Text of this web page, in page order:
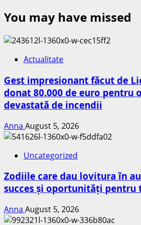
You may have missed
Actualitate
Gest impresionant făcut de
donat 80.000 de euro pentru
devastată de incendii
Anna August 5, 2026
Uncategorized
Zodiile care dau lovitura în
succes și oportunități pentru
Anna August 5, 2026